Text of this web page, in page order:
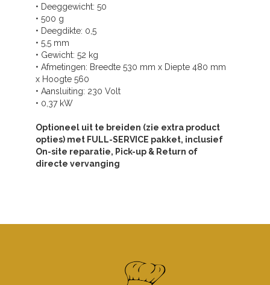
• Deeggewicht: 50
• 500 g
• Deegdikte: 0,5
• 5,5 mm
• Gewicht: 52 kg
• Afmetingen: Breedte 530 mm x Diepte 480 mm
x Hoogte 560
• Aansluiting: 230 Volt
• 0,37 kW
Optioneel uit te breiden (zie extra product
opties) met FULL-SERVICE pakket, inclusief
On-site reparatie, Pick-up & Return of
directe vervanging